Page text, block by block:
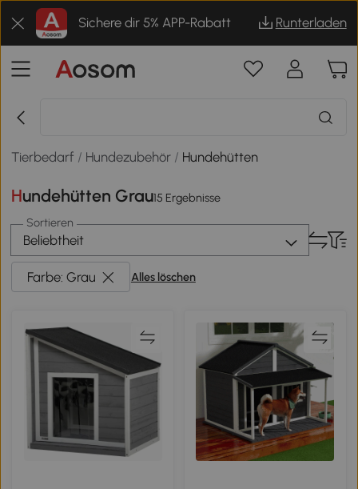
Sichere dir 5% APP-Rabatt Runterladen
Tierbedarf / Hundezubehör / Hundehütten
Hundehütten Grau15 Ergebnisse
Sortieren
Beliebtheit
Farbe: Grau Alles löschen